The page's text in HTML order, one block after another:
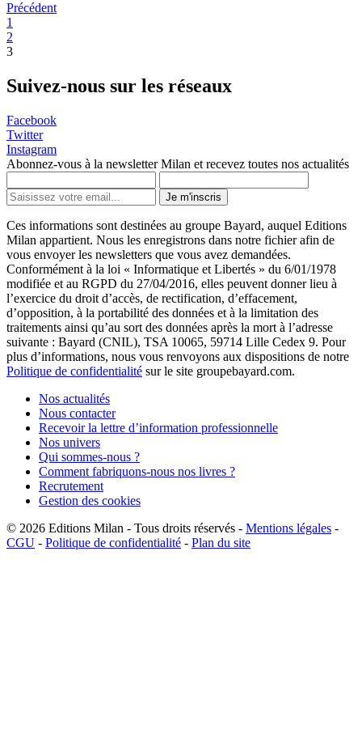
Précédent
1
2
3
Suivez-nous sur les réseaux
Facebook
Twitter
Instagram
Abonnez-vous à la newsletter Milan et recevez toutes nos actualités
Je m'inscris
Ces informations sont destinées au groupe Bayard, auquel Editions
Milan appartient. Nous les enregistrons dans notre fichier afin de
vous envoyer les newsletters que vous avez demandées.
Conformément à la loi « Informatique et Libertés » du 6/01/1978
modifiée et au RGPD du 27/04/2016, elles peuvent donner lieu à
l’exercice du droit d’accès, de rectification, d’effacement,
d’opposition, à la portabilité des données et à la limitation des
traitements ainsi qu’au sort des données après la mort à l’adresse
suivante : Bayard (CNIL), TSA 10065, 59714 Lille Cedex 9. Pour
plus d’informations, nous vous renvoyons aux dispositions de notre
Politique de confidentialité sur le site groupebayard.com.
Nos actualités
Nous contacter
Recevoir la lettre d’information professionnelle
Nos univers
Qui sommes-nous ?
Comment fabriquons-nous nos livres ?
Recrutement
Gestion des cookies
© 2026 Editions Milan - Tous droits réservés - Mentions légales -
CGU - Politique de confidentialité - Plan du site